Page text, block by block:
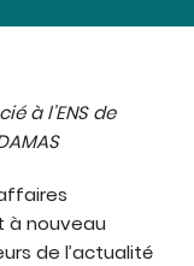
à l’ENS de
à nouveau
de l’actualité